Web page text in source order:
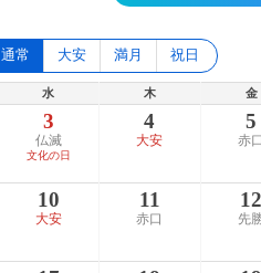
通常 大安 満月 祝日
水 木 金
3
仏滅
文化の日
4
大安
5
赤口
10
大安
11
赤口
12
先